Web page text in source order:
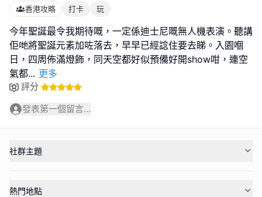
香港攻略 打卡 玩
今年聖誕最令我期待嘅，一定係迪士尼嘅無人機表演。聽講
佢哋將聖誕元素加咗落去，早早已經諗住要去睇。入園嗰
日，四周佈滿燈飾，同天空都好似預備好開show咁，連空
氣都... 更多
評分
發表第一個留言...
社群主題
熱門地點